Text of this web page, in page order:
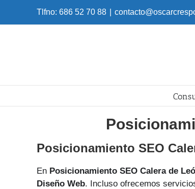
Tlfno: 686 52 70 88
Posicionamiento SEO
En Posicionamiento SEO Calera de
Diseño Web. Incluso ofrecemos